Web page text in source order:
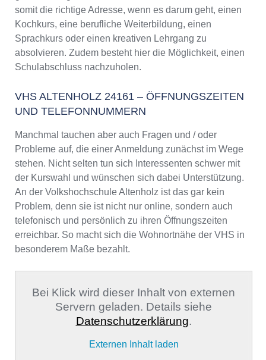
somit die richtige Adresse, wenn es darum geht, einen
Kochkurs, eine berufliche Weiterbildung, einen
Sprachkurs oder einen kreativen Lehrgang zu
absolvieren. Zudem besteht hier die Möglichkeit, einen
Schulabschluss nachzuholen.
VHS ALTENHOLZ 24161 – ÖFFNUNGSZEITEN
UND TELEFONNUMMERN
Manchmal tauchen aber auch Fragen und / oder
Probleme auf, die einer Anmeldung zunächst im Wege
stehen. Nicht selten tun sich Interessenten schwer mit
der Kurswahl und wünschen sich dabei Unterstützung.
An der Volkshochschule Altenholz ist das gar kein
Problem, denn sie ist nicht nur online, sondern auch
telefonisch und persönlich zu ihren Öffnungszeiten
erreichbar. So macht sich die Wohnortnähe der VHS in
besonderem Maße bezahlt.
Bei Klick wird dieser Inhalt von externen
Servern geladen. Details siehe
Datenschutzerklärung.
Externen Inhalt laden